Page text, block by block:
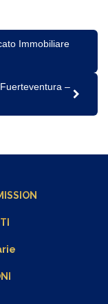
Immobiliare
–